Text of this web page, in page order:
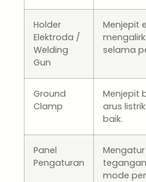
Holder
Elektroda /
Welding
Gun
Menjepit
selama
Ground
Clamp
Menjepit
arus
baik.
Panel
Pengaturan
mode